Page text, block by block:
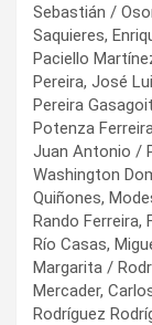
Sebastián /
Saquieres,
Paciello
Pereira, José
Pereira
Potenza
Juan Antonio /
Washington
Quiñones,
Rando Ferreira,
Río Casas,
Margarita /
Mercader,
Rodríguez